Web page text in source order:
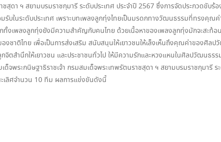
ดา ฯ สยามบรมราชกุมารี ระดับประเทศ ประจำปี 2567 ซึ่งการจัดประกวดขับ
บในระดับประเทศ เพราะบทเพลงลูกทุ่งไทยเป็นมรดกทางวัฒนธรรมที่ทรงคุณ
เพลงลูกทุ่งยังมีความสำคัญกับคนไทย ด้วยเนื้อหาของเพลงลูกทุ่งมักจะสะท้
าติไทย เพื่อเป็นการส่งเสริม สนับสนุนให้เยาวชนให้เล็งเห็นถึงคุณค่าของศิ
ตสำนึกให้เยาวชน และประชาชนทั่วไป ให้มีความรักและหวงแหนในศิลปวัฒนธ
ระกนิษฐาธิราชเจ้า กรมสมเด็จพระเทพรัตนราชสุดา ฯ สยามบรมราชกุมารี ร
ะเลิศจำนวน 10 ทีม ผลการแข่งขันดังนี้